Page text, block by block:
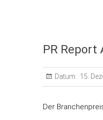
PR Report
Datum : 15.
Der